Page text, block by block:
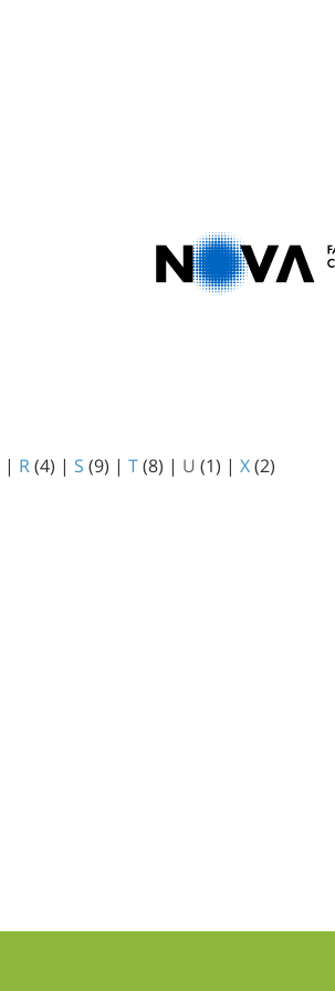
| R(4) | S (9) | T(8) | U (1) | X(2)